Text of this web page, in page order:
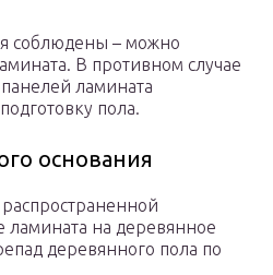
соблюдены – можно
В противном случае
ламината
пола.
основания
ламината на деревянное
деревянного пола по